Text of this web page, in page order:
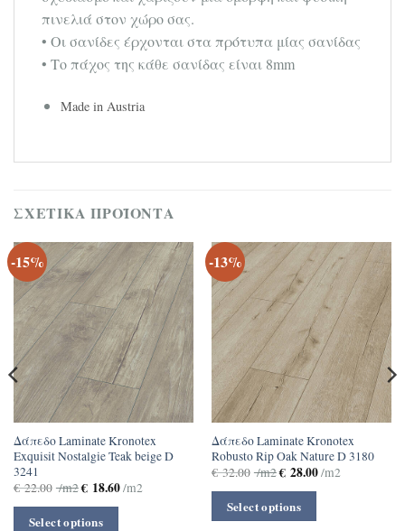
πινελιά στον χώρο σας.
• Οι σανίδες έρχονται στα πρότυπα μίας σανίδας
• Το πάχος της κάθε σανίδας είναι 8mm
Made in Austria
ΣΧΕΤΙΚΆ ΠΡΟΪΌΝΤΑ
-15%
Δάπεδο Laminate Kronotex
Exquisit Nostalgie Teak beige D
3241
€22.00 /m2€18.60/m2
Select options
-13%
Δάπεδο Laminate Kronotex
Robusto Rip Oak Nature D 3180
€32.00 /m2€28.00/m2
Select options